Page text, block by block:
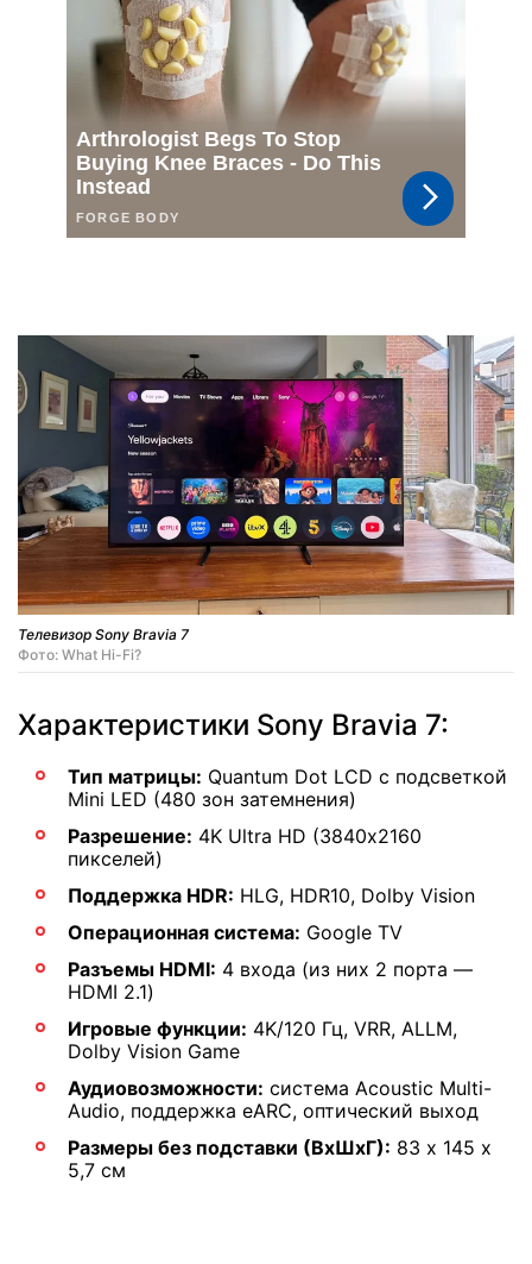
Телевизор Sony Bravia 7
Фото: What Hi-Fi?
Характеристики Sony Bravia 7:
Тип матрицы: Quantum Dot LCD с подсветкой
Mini LED (480 зон затемнения)
Разрешение: 4K Ultra HD (3840х2160
пикселей)
Поддержка HDR: HLG, HDR10, Dolby Vision
Операционная система: Google TV
Разъемы HDMI: 4 входа (из них 2 порта —
HDMI 2.1)
Игровые функции: 4K/120 Гц, VRR, ALLM,
Dolby Vision Game
Аудиовозможности: система Acoustic Multi-
Audio, поддержка eARC, оптический выход
Размеры без подставки (ВхШхГ): 83 х 145 х
5,7 см